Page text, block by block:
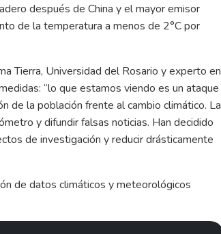
después de China y el mayor emisor
de la temperatura a menos de 2°C por
Tierra, Universidad del Rosario y experto en
“lo que estamos viendo es un ataque
de la población frente al cambio climático. La
y difundir falsas noticias. Han decidido
de investigación y reducir drásticamente
de datos climáticos y meteorológicos